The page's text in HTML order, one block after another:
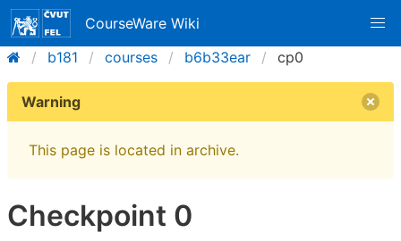
CourseWare Wiki
b181
courses b6b33ear cp0
Warning
This page is located in archive.
Checkpoint 0